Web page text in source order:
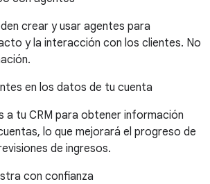
crear y usar agentes para
y la interacción con los clientes. No
en los datos de tu cuenta
a tu CRM para obtener información
lo que mejorará el progreso de
de ingresos.
con confianza